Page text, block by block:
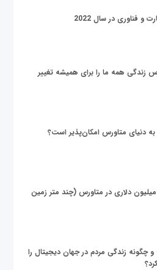
زندگی همه ما را برای همیشه تغییر
به دنیای متاورس امکان‌پذیر است؟
خرید زمین 4.3 میلیون دلاری در متاورس (چند متر زمین
زندگی مردم در جهان دیجیتال را